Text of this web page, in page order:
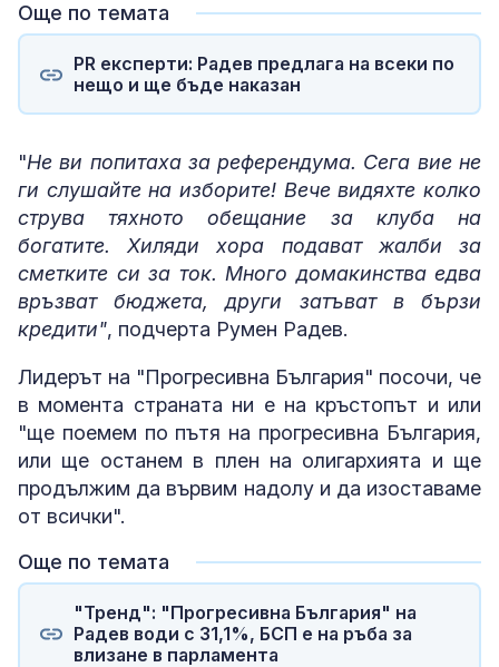
Още по темата
PR експерти: Радев предлага на всеки по
нещо и ще бъде наказан
"Не ви попитаха за референдума. Сега вие не
ги слушайте на изборите! Вече видяхте колко
струва тяхното обещание за клуба на
богатите. Хиляди хора подават жалби за
сметките си за ток. Много домакинства едва
връзват бюджета, други затъват в бързи
кредити", подчерта Румен Радев.
Лидерът на "Прогресивна България" посочи, че
в момента страната ни е на кръстопът и или
"ще поемем по пътя на прогресивна България,
или ще останем в плен на олигархията и ще
продължим да вървим надолу и да изоставаме
от всички".
Още по темата
"Тренд": "Прогресивна България" на
Радев води с 31,1%, БСП е на ръба за
влизане в парламента